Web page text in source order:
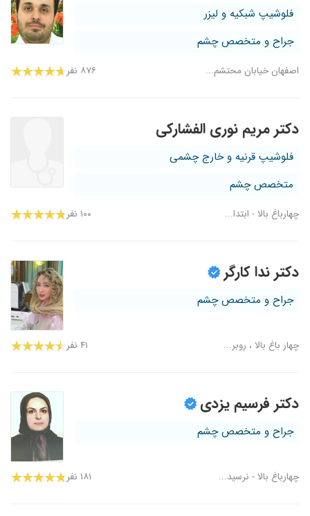
فلوشیپ شبکیه و لیزر
جراح و متخصص چشم
اصفهان خیابان محتشم... ۸۷۶ نفر
دکتر مریم نوری الفشارکی
فلوشیپ قرنیه و خارج چشمی
متخصص چشم
چهارباغ بالا - ابتدا... ۱۰۰ نفر
دکتر ندا کارگر
جراح و متخصص چشم
چهار باغ بالا ، روبر... ۴۱ نفر
دکتر فرسیم یزدی
جراح و متخصص چشم
چهارباغ بالا - نرسید... ۱۸۱ نفر